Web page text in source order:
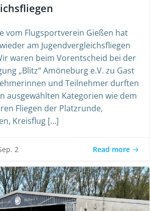
vom Flugsportverein Gießen hat
am Jugendvergleichsfliegen
waren beim Vorentscheid bei der
„Blitz“ Amöneburg e.V. zu Gast
und Teilnehmer durften
ausgewählten Kategorien wie dem
Fliegen der Platzrunde,
Kreisflug […]
2 Read more